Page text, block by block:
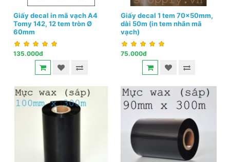
Giấy decal in mã vạch A4
Tomy 142, 12 tem tròn Ø
60mm
135.000đ
Giấy decal 1 tem 70x50mm,
dài 50m (in tem nhãn mã
vạch)
75.000đ